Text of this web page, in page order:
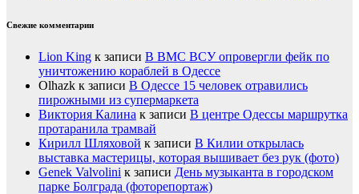
Свежие комментарии
Lion King к записи В ВМС ВСУ опровергли фейк по
уничтожению кораблей в Одессе
Olhazk к записи В Одессе 15 человек отравились
пирожными из супермаркета
Виктория Калина к записи В центре Одессы маршрутка
протаранила трамвай
Кирилл Шляховой к записи В Килии открылась
выставка мастерицы, которая вышивает без рук (фото)
Genek Valvolini к записи День музыканта в городском
парке Болграда (фоторепортаж)